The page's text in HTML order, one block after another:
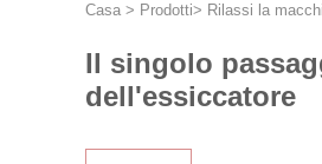
Casa > Prodotti> Rilassi la
Il singolo
dell'essiccatore